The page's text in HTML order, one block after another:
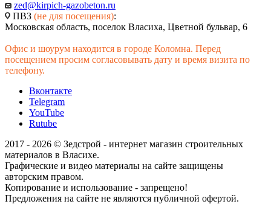
zed@kirpich-gazobeton.ru
ПВЗ (не для посещения):
Московская область, поселок Власиха, Цветной бульвар, 6
Офис и шоурум находится в городе Коломна. Перед
посещением просим согласовывать дату и время визита по
телефону.
Вконтакте
Telegram
YouTube
Rutube
2017 - 2026 © Зедстрой - интернет магазин строительных
материалов в Власихе.
Графические и видео материалы на сайте защищены
авторским правом.
Копирование и использование - запрещено!
Предложения на сайте не являются публичной офертой.